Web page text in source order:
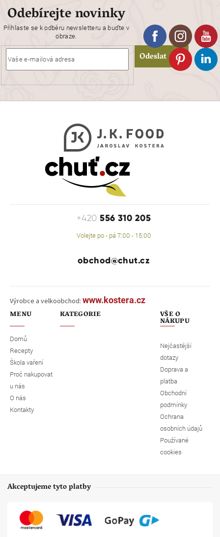
Odebírejte novinky
Přihlaste se k odběru newsletteru a buďte v
obraze.
Odeslat
+420556 310 205
Volejte po - pá 7:00 - 15:00
obchod@chut.cz
Výrobce a velkoobchod: www.kostera.cz
MENU
Domů
Recepty
Škola vaření
Proč nakupovat
u nás
O nás
Kontakty
KATEGORIE VŠE O
NÁKUPU
Nejčastější
dotazy
Doprava a
platba
Obchodní
podmínky
Ochrana
osobních údajů
Používané
cookies
Akceptujeme tyto platby